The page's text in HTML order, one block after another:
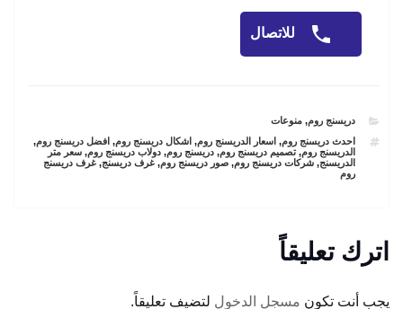
للاتصال
CATEGORIES
دريسنج روم,منوعات
TAGS
احدث دريسنج روم, اسعار الدريسنج روم, اشكال دريسنج روم, افضل دريسنج روم,
الدريسنج روم,تصميم دريسنج روم,دريسنج روم,دولاب دريسنج روم,سعر متر
الدريسنج,شركات دريسنج روم,صور دريسنج روم,غرف دريسنج,غرف دريسنج
روم
اترك تعليقاً
يجب أنت تكون مسجل الدخول لتضيف تعليقاً.